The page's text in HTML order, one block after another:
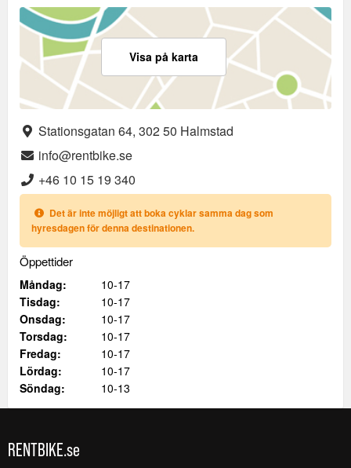
Visa på karta
Stationsgatan 64, 302 50 Halmstad
info@rentbike.se
+46 10 15 19 340
Det är inte möjligt att boka cyklar samma dag som
hyresdagen för denna destinationen.
Öppettider
Måndag:
10-17
Tisdag:
10-17
Onsdag:
10-17
Torsdag:
10-17
Fredag:
10-17
Lördag:
10-17
Söndag:
10-13
RENTBIKE.se